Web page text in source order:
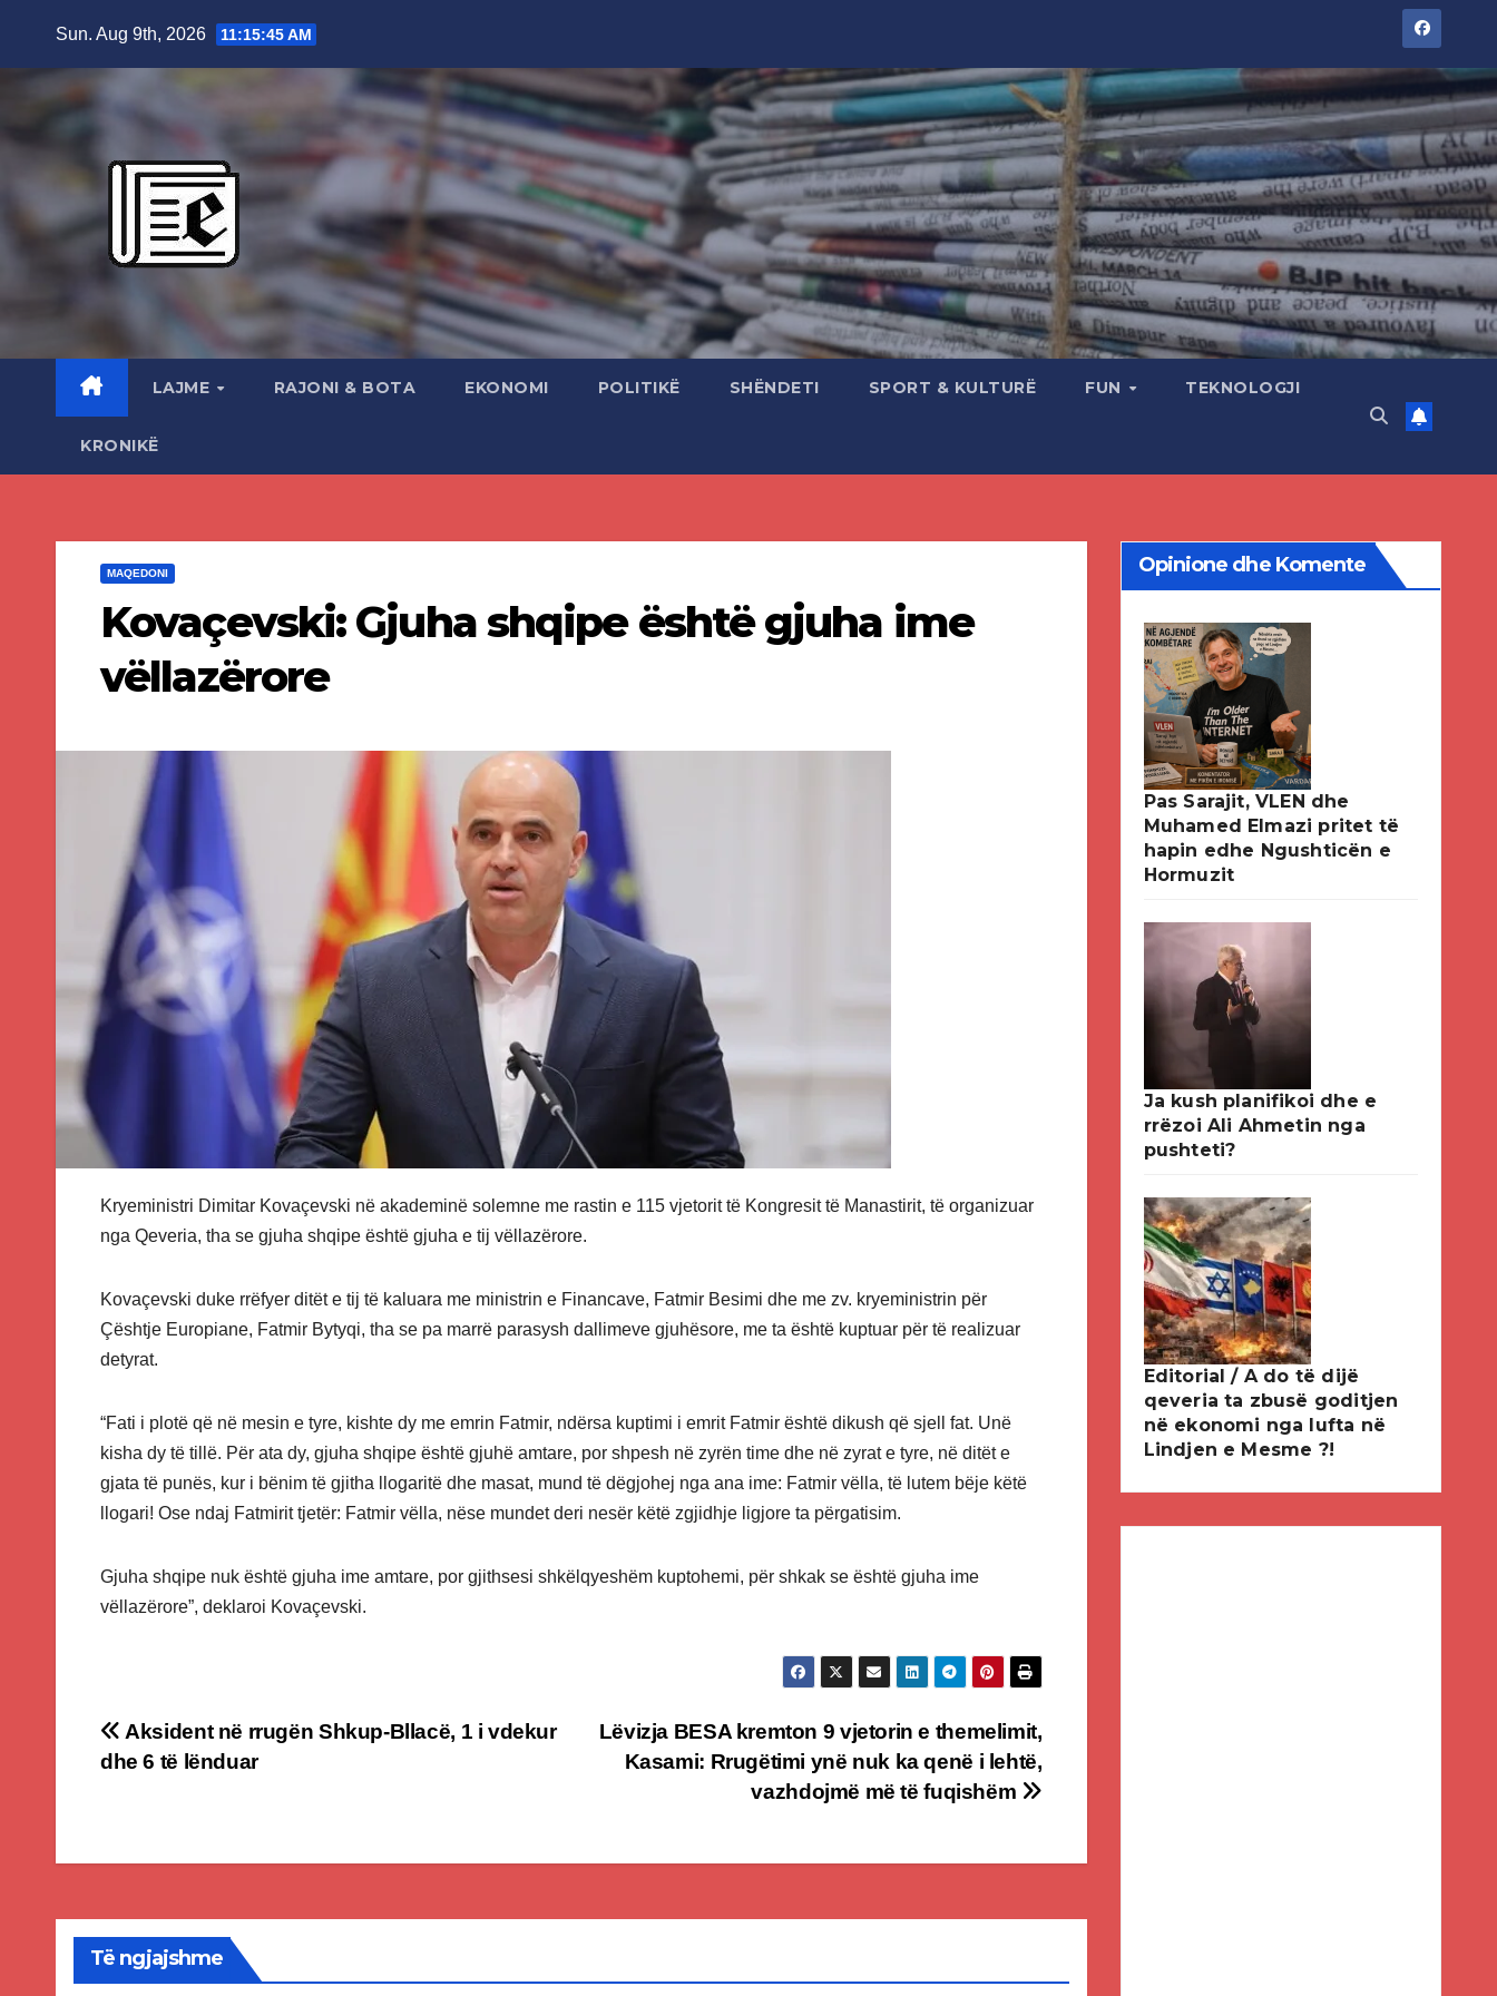
Sun. Aug 9th, 2026 11:15:46 AM
LAJME RAJONI & BOTA EKONOMI POLITIKË SHËNDETI SPORT & KULTURË FUN TEKNOLOGJI
KRONIKË
MAQEDONI
Kovaçevski: Gjuha shqipe është gjuha ime
vëllazërore
Kryeministri Dimitar Kovaçevski në akademinë solemne me rastin e 115 vjetorit të Kongresit të Manastirit, të organizuar
nga Qeveria, tha se gjuha shqipe është gjuha e tij vëllazërore.
Kovaçevski duke rrëfyer ditët e tij të kaluara me ministrin e Financave, Fatmir Besimi dhe me zv. kryeministrin për
Çështje Europiane, Fatmir Bytyqi, tha se pa marrë parasysh dallimeve gjuhësore, me ta është kuptuar për të realizuar
detyrat.
“Fati i plotë që në mesin e tyre, kishte dy me emrin Fatmir, ndërsa kuptimi i emrit Fatmir është dikush që sjell fat. Unë
kisha dy të tillë. Për ata dy, gjuha shqipe është gjuhë amtare, por shpesh në zyrën time dhe në zyrat e tyre, në ditët e
gjata të punës, kur i bënim të gjitha llogaritë dhe masat, mund të dëgjohej nga ana ime: Fatmir vëlla, të lutem bëje këtë
llogari! Ose ndaj Fatmirit tjetër: Fatmir vëlla, nëse mundet deri nesër këtë zgjidhje ligjore ta përgatisim.
Gjuha shqipe nuk është gjuha ime amtare, por gjithsesi shkëlqyeshëm kuptohemi, për shkak se është gjuha ime
vëllazërore”, deklaroi Kovaçevski.
Post
Lëvizja BESA kremton 9 vjetorin e themelimit,
Kasami: Rrugëtimi ynë nuk ka qenë i lehtë,
vazhdojmë më të fuqishëm
Aksident në rrugën Shkup-Bllacë, 1 i vdekur
dhe 6 të lënduar
Të ngjajshme
Opinione dhe Komente
Pas Sarajit, VLEN dhe
Muhamed Elmazi pritet të
hapin edhe Ngushticën e
Hormuzit
Ja kush planifikoi dhe e
rrëzoi Ali Ahmetin nga
pushteti?
Editorial / A do të dijë
qeveria ta zbusë goditjen
në ekonomi nga lufta në
Lindjen e Mesme ?!